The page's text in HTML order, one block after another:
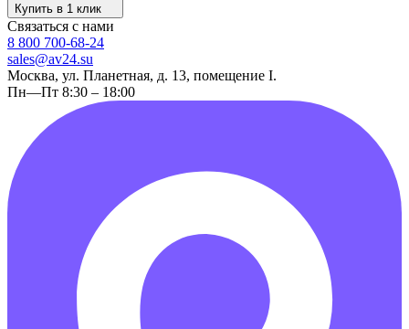
Купить в 1 клик
Связаться с нами
8 800 700-68-24
sales@av24.su
Москва, ул. Планетная, д. 13, помещение I.
Пн—Пт 8:30 – 18:00